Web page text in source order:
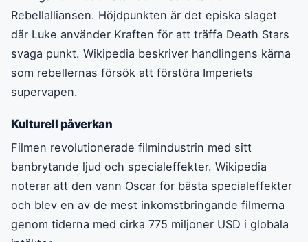
Rebellalliansen. Höjdpunkten är det episka slaget
där Luke använder Kraften för att träffa Death Stars
svaga punkt. Wikipedia beskriver handlingens kärna
som rebellernas försök att förstöra Imperiets
supervapen.
Kulturell påverkan
Filmen revolutionerade filmindustrin med sitt
banbrytande ljud och specialeffekter. Wikipedia
noterar att den vann Oscar för bästa specialeffekter
och blev en av de mest inkomstbringande filmerna
genom tiderna med cirka 775 miljoner USD i globala